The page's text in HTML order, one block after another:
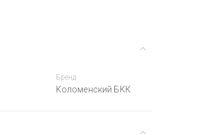
Бренд
Коломенский БКК